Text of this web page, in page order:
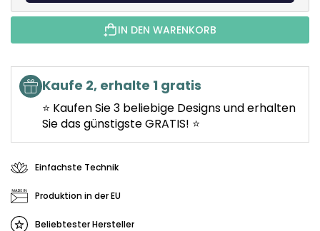
IN DEN WARENKORB
Kaufe 2, erhalte 1 gratis
⭐ Kaufen Sie 3 beliebige Designs und erhalten
Sie das günstigste GRATIS! ⭐
Einfachste Technik
Produktion in der EU
Beliebtester Hersteller